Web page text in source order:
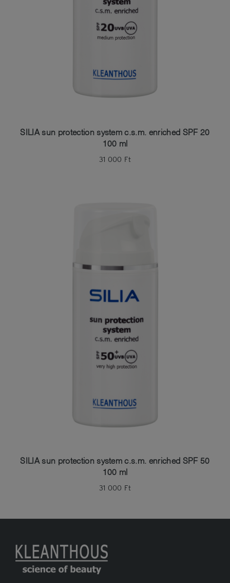
SILIA sun protection system c.s.m. enriched SPF 20
100 ml
31 000 Ft
SILIA sun protection system c.s.m. enriched SPF 50
100 ml
31 000 Ft